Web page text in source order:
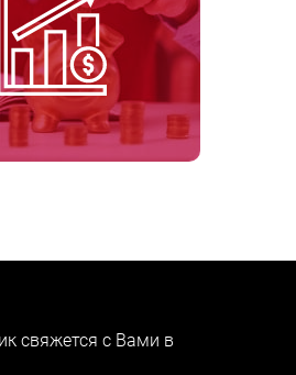
свяжется с Вами в